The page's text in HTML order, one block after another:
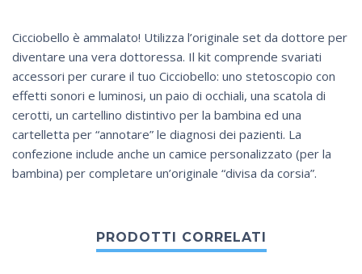
Cicciobello è ammalato! Utilizza l’originale set da dottore per
diventare una vera dottoressa. Il kit comprende svariati
accessori per curare il tuo Cicciobello: uno stetoscopio con
effetti sonori e luminosi, un paio di occhiali, una scatola di
cerotti, un cartellino distintivo per la bambina ed una
cartelletta per “annotare” le diagnosi dei pazienti. La
confezione include anche un camice personalizzato (per la
bambina) per completare un’originale “divisa da corsia”.
PRODOTTI CORRELATI